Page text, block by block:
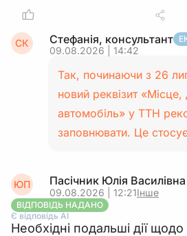
СК Стефанія, консультант
09.08.2026 | 14:42
Так, починаючи з 26
новий реквізит «Місце,
автомобіль» у ТТН
заповнювати. Це
ЮП Пасічник Юлія Василівна
09.08.2026 | 12:21Інше
ВІДПОВІДЬ НАДАНО
Є відповідь АІ
Необхідні подальші дії